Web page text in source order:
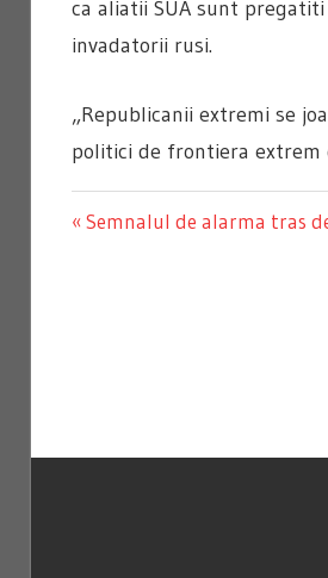
ca aliatii SUA sunt
invadatorii rusi.
„Republicanii extremi se
politici de frontiera extrem
Previous
Semnalul de alarma tras